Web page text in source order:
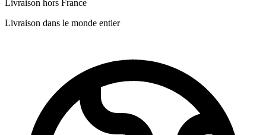
Livraison hors France
Livraison dans le monde entier